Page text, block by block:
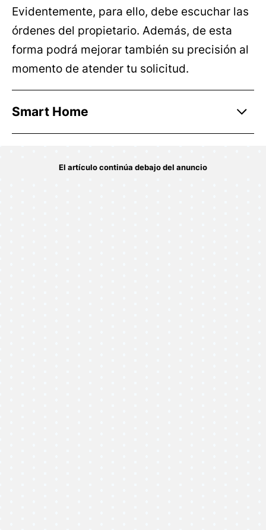
Evidentemente, para ello, debe escuchar las
órdenes del propietario. Además, de esta
forma podrá mejorar también su precisión al
momento de atender tu solicitud.
Smart Home